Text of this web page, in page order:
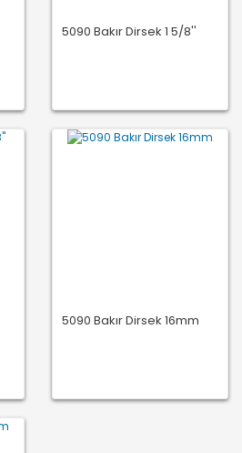
5090 Bakır Dirsek 1 5/8''
5090 Bakır Dirsek 16mm